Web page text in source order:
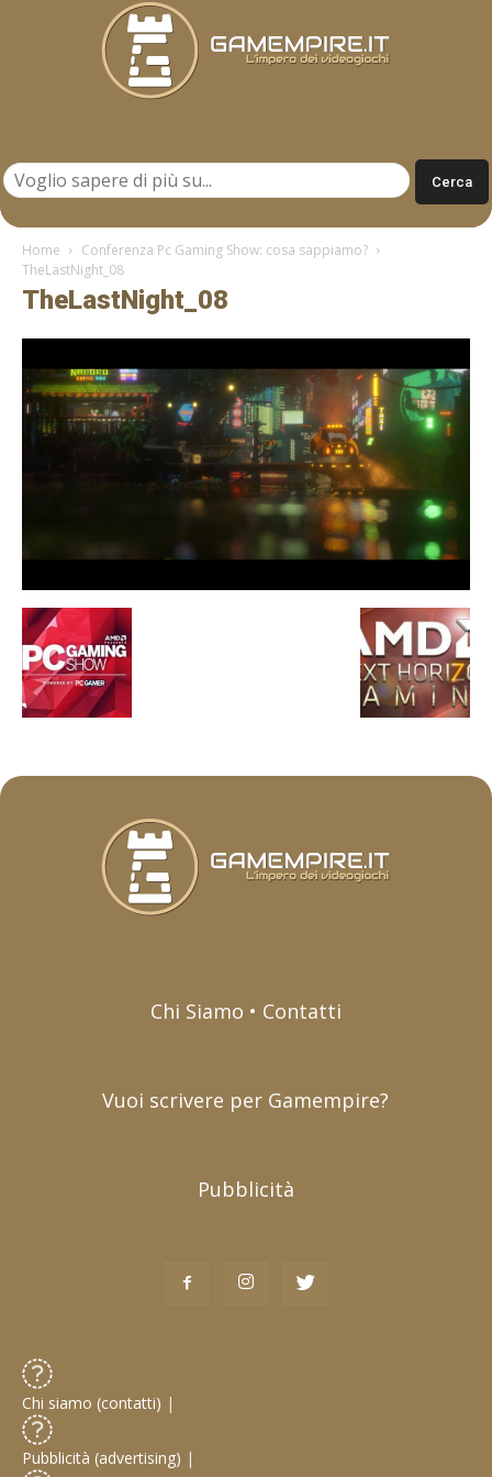
Home
Conferenza Pc Gaming Show: cosa sappiamo?
TheLastNight_08
TheLastNight_08
Chi Siamo • Contatti
Vuoi scrivere per Gamempire?
Pubblicità
Chi siamo (contatti) |
Pubblicità (advertising) |